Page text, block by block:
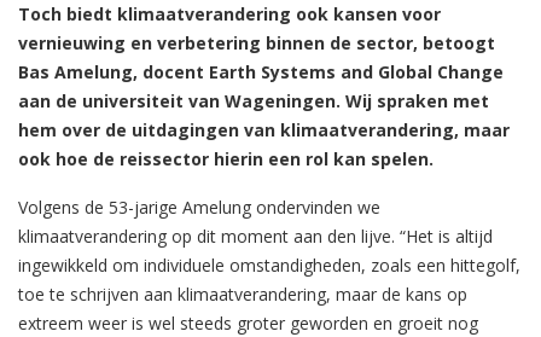
Toch biedt klimaatverandering ook kansen voor
vernieuwing en verbetering binnen de sector, betoogt
Bas Amelung, docent Earth Systems and Global Change
aan de universiteit van Wageningen. Wij spraken met
hem over de uitdagingen van klimaatverandering, maar
ook hoe de reissector hierin een rol kan spelen.
Volgens de 53-jarige Amelung ondervinden we
klimaatverandering op dit moment aan den lijve. “Het is altijd
ingewikkeld om individuele omstandigheden, zoals een hittegolf,
toe te schrijven aan klimaatverandering, maar de kans op
extreem weer is wel steeds groter geworden en groeit nog